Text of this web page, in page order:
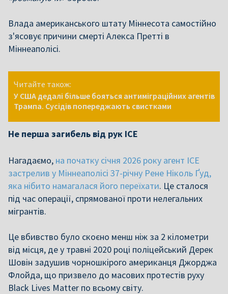
Влада американського штату Міннесота самостійно
з'ясовує причини смерті Алекса Претті в
Міннеаполісі.
Читайте також:
У США дедалі більше бояться антиміграційних агентів
Трампа. Сусідів попереджають свистками
Не перша загибель від рук ICE
Нагадаємо, на початку січня 2026 року агент ICE
застрелив у Міннеаполісі 37-річну Рене Ніколь Ґуд,
яка нібито намагалася його переїхати. Це сталося
під час операції, спрямованої проти нелегальних
мігрантів.
Це вбивство було скоєно менш ніж за 2 кілометри
від місця, де у травні 2020 році поліцейський Дерек
Шовін задушив чорношкірого американця Джорджа
Флойда, що призвело до масових протестів руху
Black Lives Matter по всьому світу.